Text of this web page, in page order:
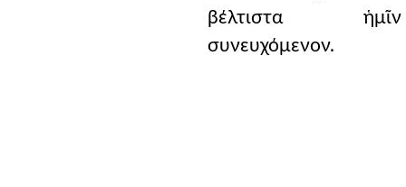
βέλτιστα ἡμῖν
συνευχόμενον.